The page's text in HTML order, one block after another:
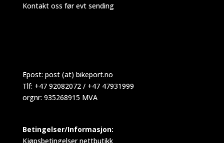
Kontakt oss før evt sending
Epost: post (at) bikeport.no
Tlf: +47 92082072 / +47 47931999
orgnr: 935268915 MVA
Betingelser/Informasjon:
Kjøpsbetingelser nettbutikk